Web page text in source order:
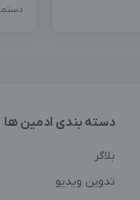
دسته بندی ادمین ها
بلاگر
تدوین ویدیو